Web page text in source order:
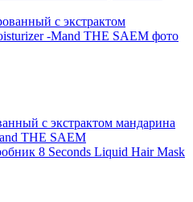
с экстрактом мандарина
THE SAEM